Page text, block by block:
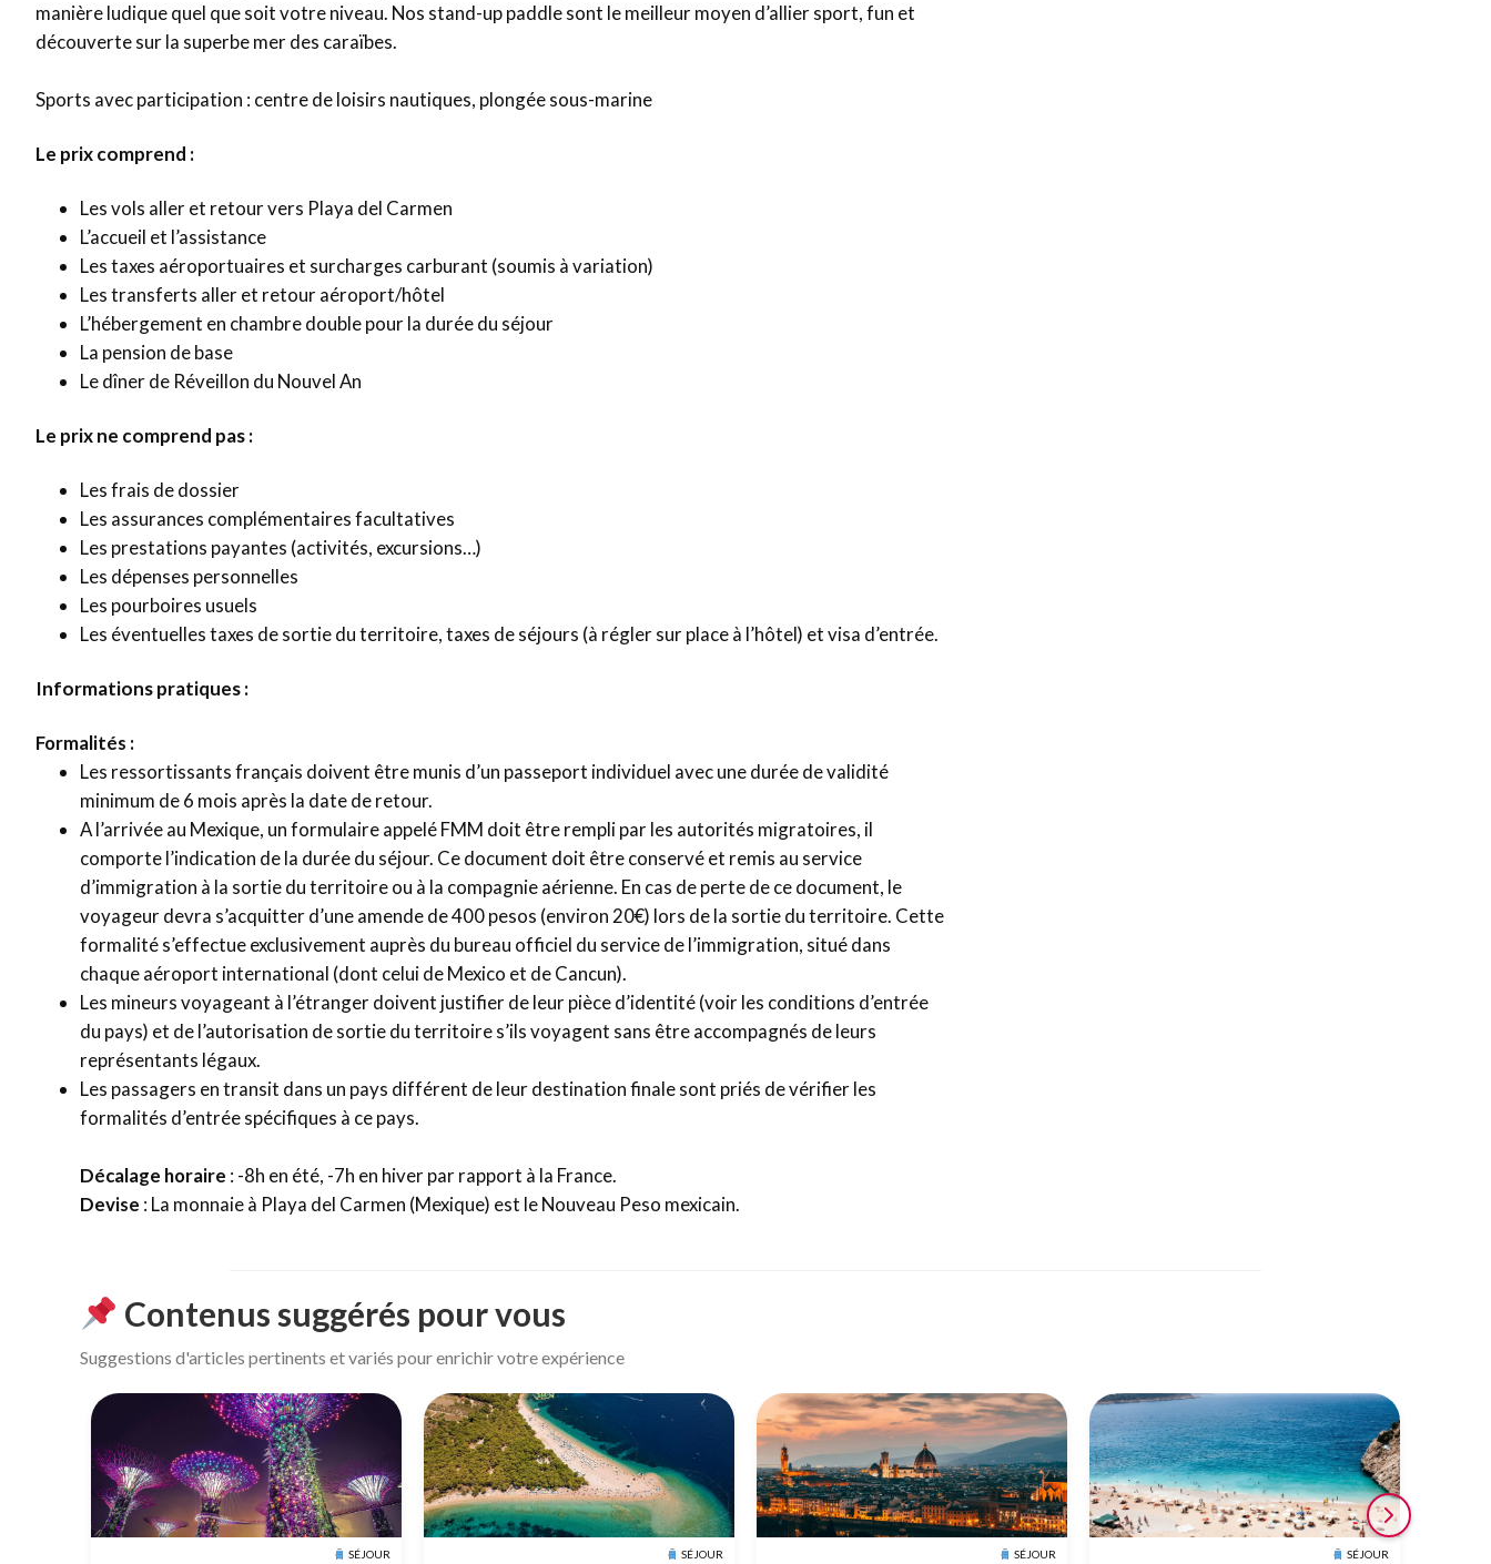
manière ludique quel que soit votre niveau. Nos stand-up paddle sont le meilleur moyen d’allier sport, fun et
découverte sur la superbe mer des caraïbes.
Sports avec participation : centre de loisirs nautiques, plongée sous-marine
Le prix comprend :
Les vols aller et retour vers Playa del Carmen
L’accueil et l’assistance
Les taxes aéroportuaires et surcharges carburant (soumis à variation)
Les transferts aller et retour aéroport/hôtel
L’hébergement en chambre double pour la durée du séjour
La pension de base
Le dîner de Réveillon du Nouvel An
Le prix ne comprend pas :
Les frais de dossier
Les assurances complémentaires facultatives
Les prestations payantes (activités, excursions…)
Les dépenses personnelles
Les pourboires usuels
Les éventuelles taxes de sortie du territoire, taxes de séjours (à régler sur place à l’hôtel) et visa d’entrée.
Informations pratiques :
Formalités :
Les ressortissants français doivent être munis d’un passeport individuel avec une durée de validité
minimum de 6 mois après la date de retour.
A l’arrivée au Mexique, un formulaire appelé FMM doit être rempli par les autorités migratoires, il
comporte l’indication de la durée du séjour. Ce document doit être conservé et remis au service
d’immigration à la sortie du territoire ou à la compagnie aérienne. En cas de perte de ce document, le
voyageur devra s’acquitter d’une amende de 400 pesos (environ 20€) lors de la sortie du territoire. Cette
formalité s’effectue exclusivement auprès du bureau officiel du service de l’immigration, situé dans
chaque aéroport international (dont celui de Mexico et de Cancun).
Les mineurs voyageant à l’étranger doivent justifier de leur pièce d’identité (voir les conditions d’entrée
du pays) et de l’autorisation de sortie du territoire s’ils voyagent sans être accompagnés de leurs
représentants légaux.
Les passagers en transit dans un pays différent de leur destination finale sont priés de vérifier les
formalités d’entrée spécifiques à ce pays.
Décalage horaire : -8h en été, -7h en hiver par rapport à la France.
Devise : La monnaie à Playa del Carmen (Mexique) est le Nouveau Peso mexicain.
Contenus suggérés pour vous
Suggestions d'articles pertinents et variés pour enrichir votre expérience
SÉJOUR SÉJOUR SÉJOUR SÉJOUR